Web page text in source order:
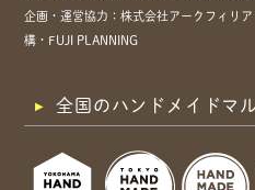
企画・運営協力：株式会社アークフィリ
構・FUJI PLANNING
全国のハンドメイドマ